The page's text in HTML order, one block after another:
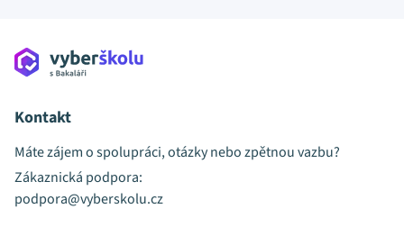
Kontakt
Máte zájem o spolupráci, otázky nebo zpětnou vazbu?
Zákaznická podpora:
podpora@vyberskolu.cz